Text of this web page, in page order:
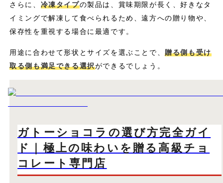
さらに、 冷凍タイプの製品は、賞味期限が長く、好きなタ
イミングで解凍して食べられるため、遠方への贈り物や、
保存性を重視する場合に最適です。
用途に合わせて形状とサイズを選ぶことで、贈る側も受け
取る側も満足できる選択ができるでしょう。
ガトーショコラの選び方完全ガイ
ド｜極上の味わいを贈る高級チョ
コレート専門店